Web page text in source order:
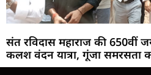
संत रविदास महाराज की 650वीं
कलश वंदन यात्रा, गूंजा समरसता